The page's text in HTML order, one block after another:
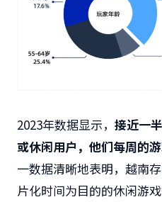
2023年数据显示， 接近一
或休闲用户，他们每周的
一数据清晰地表明，越南
片化时间为目的的休闲游